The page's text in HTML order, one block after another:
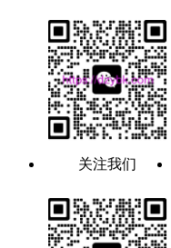
关注我们